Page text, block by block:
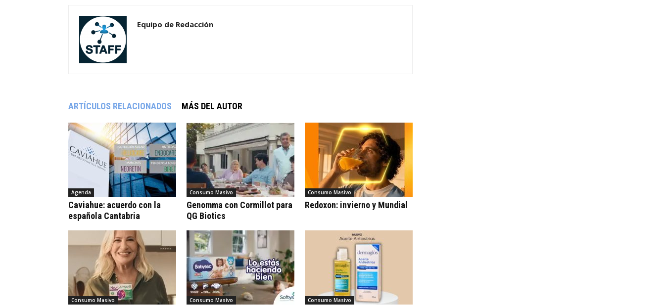
Equipo de Redacción
ARTÍCULOS RELACIONADOS MÁS DEL AUTOR
Agenda
Caviahue: acuerdo con la
española Cantabria
Consumo Masivo
Genomma con Cormillot para
QG Biotics
Consumo Masivo
Redoxon: invierno y Mundial
Consumo Masivo Consumo Masivo Consumo Masivo